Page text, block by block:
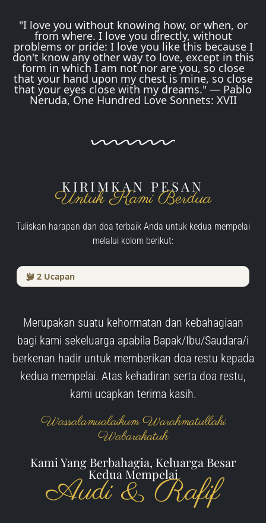
"I love you without knowing how, or when, or
from where. I love you directly, without
problems or pride: I love you like this because I
don't know any other way to love, except in this
form in which I am not nor are you, so close
that your hand upon my chest is mine, so close
that your eyes close with my dreams." — Pablo
Neruda, One Hundred Love Sonnets: XVII
KIRIMKAN PESAN
Untuk Kami Berdua
Tuliskan harapan dan doa terbaik Anda untuk kedua mempelai
melalui kolom berikut:
2 Ucapan
Merupakan suatu kehormatan dan kebahagiaan
bagi kami sekeluarga apabila Bapak/Ibu/Saudara/i
berkenan hadir untuk memberikan doa restu kepada
kedua mempelai. Atas kehadiran serta doa restu,
kami ucapkan terima kasih.
Wassalamualaikum Warahmatullahi
Wabarakatuh
Kami Yang Berbahagia, Keluarga Besar
Kedua Mempelai
Audi & Rafif